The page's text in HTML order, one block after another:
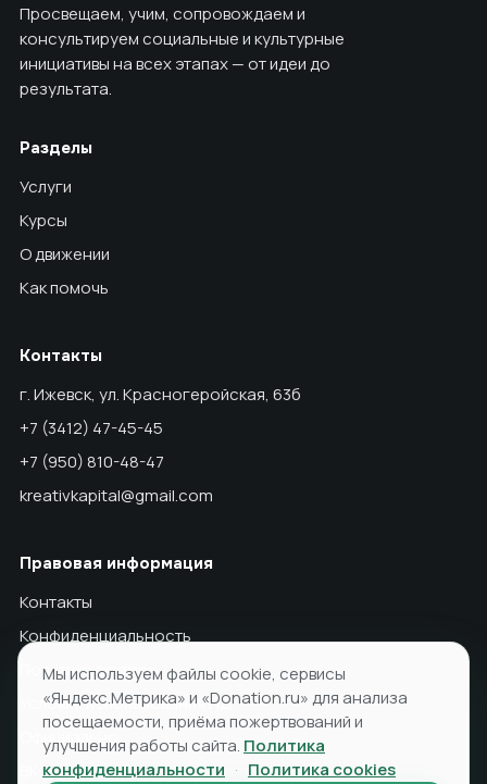
Просвещаем, учим, сопровождаем и
консультируем социальные и культурные
инициативы на всех этапах — от идеи до
результата.
Разделы
Услуги
Курсы
О движении
Как помочь
Контакты
г. Ижевск, ул. Красногеройская, 63б
+7 (3412) 47-45-45
+7 (950) 810-48-47
kreativkapital@gmail.com
Правовая информация
Контакты
Конфиденциальность
Политика cookies
Условия использования ПД
Официально
ВКонтакте
Мы используем файлы cookie, сервисы
«Яндекс.Метрика» и «Donation.ru» для анализа
посещаемости, приёма пожертвований и
улучшения работы сайта. Политика
конфиденциальности · Политика cookies